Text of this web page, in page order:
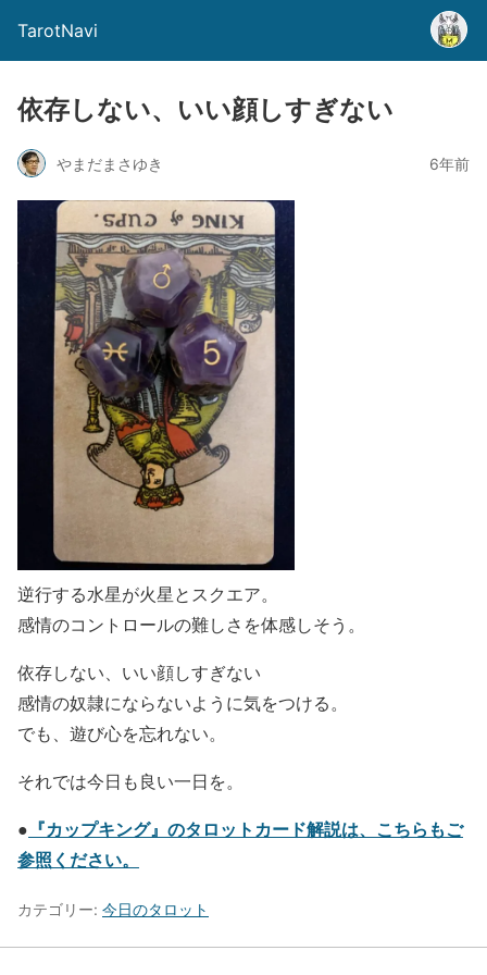
TarotNavi
依存しない、いい顔しすぎない
やまだまさゆき 6年前
逆行する水星が火星とスクエア。
感情のコントロールの難しさを体感しそう。
依存しない、いい顔しすぎない
感情の奴隷にならないように気をつける。
でも、遊び心を忘れない。
それでは今日も良い一日を。
● 『カップキング』のタロットカード解説は、こちらもご
参照ください。
カテゴリー: 今日のタロット